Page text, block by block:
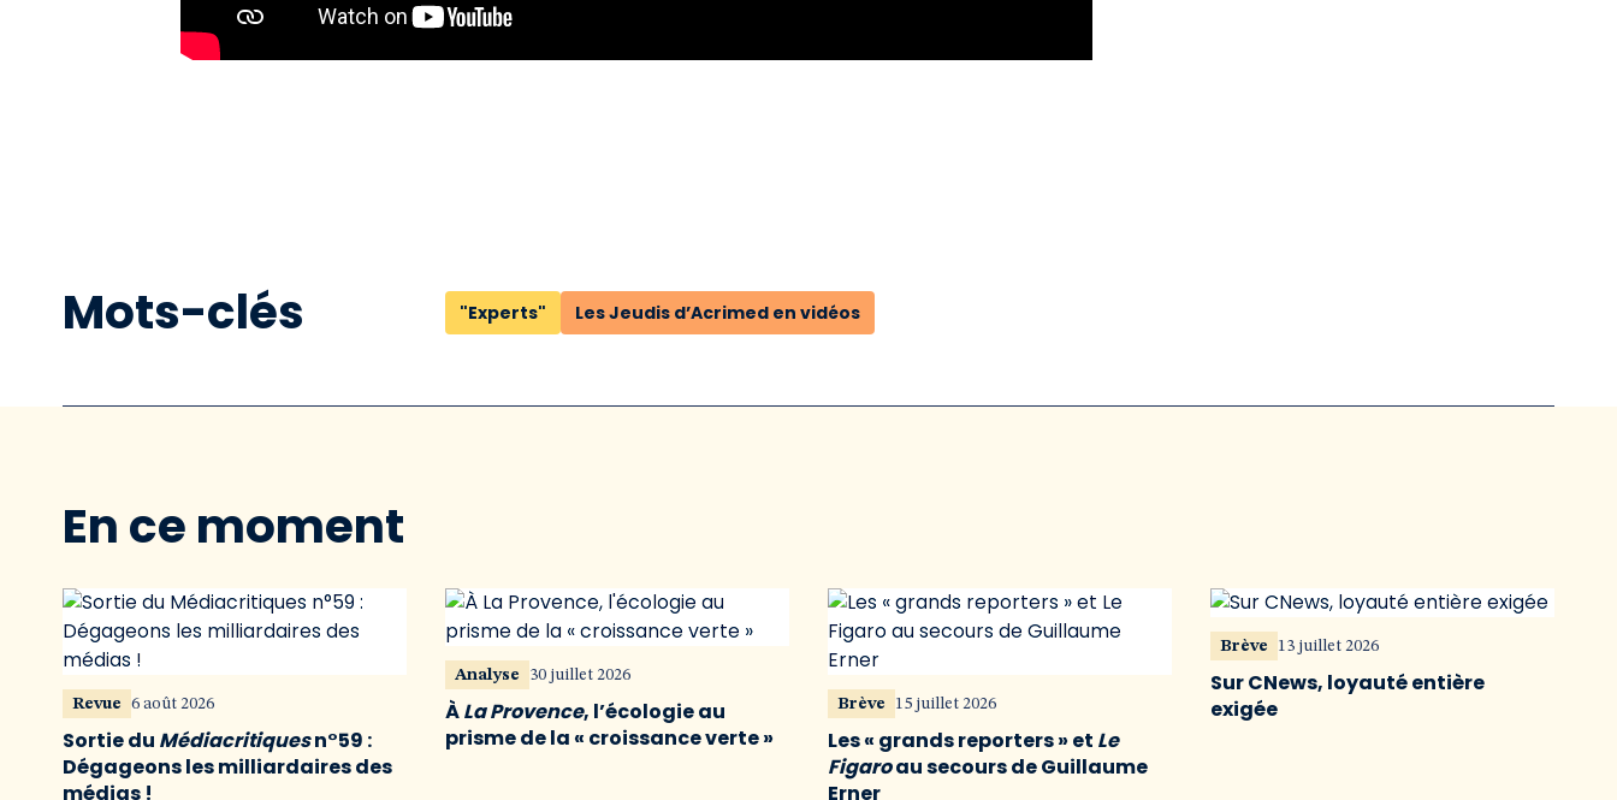
Mots-clés "Experts" Les Jeudis d’Acrimed en vidéos
En ce moment
Revue 6 août 2026
Sortie du Médiacritiquesn°59 :
Dégageons les milliardaires des
médias !
Analyse 30 juillet 2026
ÀLa Provence, l’écologie au
prisme de la « croissance verte »
Brève 15 juillet 2026
Les « grands reporters » et Le
Figaroau secours de Guillaume
Erner
Brève 13 juillet 2026
Sur CNews, loyauté entière
exigée